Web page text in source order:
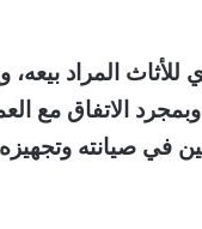
المراد بيعه،
الاتفاق مع
في صيانته